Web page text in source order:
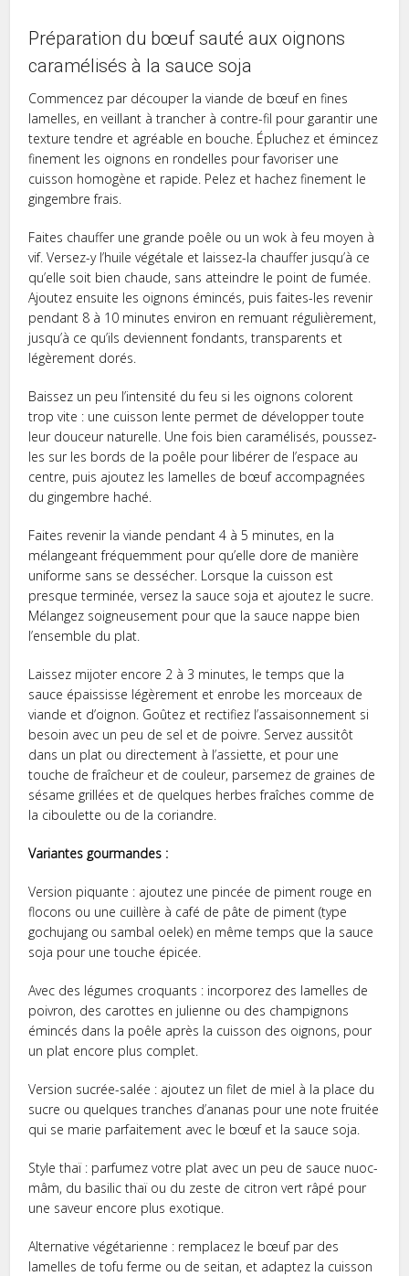
Préparation du bœuf sauté aux oignons
caramélisés à la sauce soja
Commencez par découper la viande de bœuf en fines
lamelles, en veillant à trancher à contre-fil pour garantir une
texture tendre et agréable en bouche. Épluchez et émincez
finement les oignons en rondelles pour favoriser une
cuisson homogène et rapide. Pelez et hachez finement le
gingembre frais.
Faites chauffer une grande poêle ou un wok à feu moyen à
vif. Versez-y l’huile végétale et laissez-la chauffer jusqu’à ce
qu’elle soit bien chaude, sans atteindre le point de fumée.
Ajoutez ensuite les oignons émincés, puis faites-les revenir
pendant 8 à 10 minutes environ en remuant régulièrement,
jusqu’à ce qu’ils deviennent fondants, transparents et
légèrement dorés.
Baissez un peu l’intensité du feu si les oignons colorent
trop vite : une cuisson lente permet de développer toute
leur douceur naturelle. Une fois bien caramélisés, poussez-
les sur les bords de la poêle pour libérer de l’espace au
centre, puis ajoutez les lamelles de bœuf accompagnées
du gingembre haché.
Faites revenir la viande pendant 4 à 5 minutes, en la
mélangeant fréquemment pour qu’elle dore de manière
uniforme sans se dessécher. Lorsque la cuisson est
presque terminée, versez la sauce soja et ajoutez le sucre.
Mélangez soigneusement pour que la sauce nappe bien
l’ensemble du plat.
Laissez mijoter encore 2 à 3 minutes, le temps que la
sauce épaississe légèrement et enrobe les morceaux de
viande et d’oignon. Goûtez et rectifiez l’assaisonnement si
besoin avec un peu de sel et de poivre. Servez aussitôt
dans un plat ou directement à l’assiette, et pour une
touche de fraîcheur et de couleur, parsemez de graines de
sésame grillées et de quelques herbes fraîches comme de
la ciboulette ou de la coriandre.
Variantes gourmandes :
Version piquante : ajoutez une pincée de piment rouge en
flocons ou une cuillère à café de pâte de piment (type
gochujang ou sambal oelek) en même temps que la sauce
soja pour une touche épicée.
Avec des légumes croquants : incorporez des lamelles de
poivron, des carottes en julienne ou des champignons
émincés dans la poêle après la cuisson des oignons, pour
un plat encore plus complet.
Version sucrée-salée : ajoutez un filet de miel à la place du
sucre ou quelques tranches d’ananas pour une note fruitée
qui se marie parfaitement avec le bœuf et la sauce soja.
Style thaï : parfumez votre plat avec un peu de sauce nuoc-
mâm, du basilic thaï ou du zeste de citron vert râpé pour
une saveur encore plus exotique.
Alternative végétarienne : remplacez le bœuf par des
lamelles de tofu ferme ou de seitan, et adaptez la cuisson